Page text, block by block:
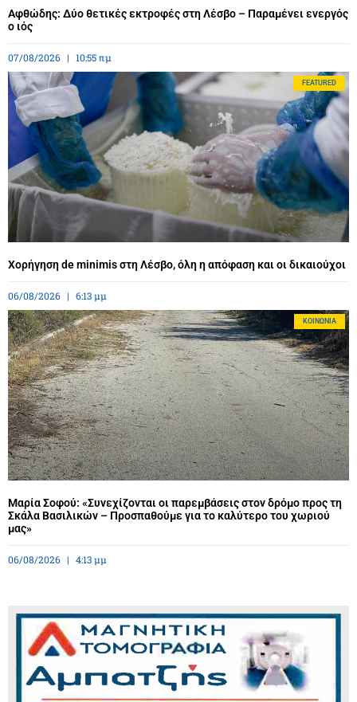
Αφθώδης: Δύο θετικές εκτροφές στη Λέσβο – Παραμένει ενεργός
ο ιός
07/08/2026 10:55 πμ
FEATURED
Χορήγηση de minimis στη Λέσβο, όλη η απόφαση και οι δικαιούχοι
06/08/2026 6:13 μμ
ΚΟΙΝΩΝΊΑ
Μαρία Σοφού: «Συνεχίζονται οι παρεμβάσεις στον δρόμο προς τη
Σκάλα Βασιλικών – Προσπαθούμε για το καλύτερο του χωριού
μας»
06/08/2026 4:13 μμ